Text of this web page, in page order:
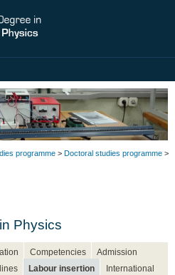
programme > Doctoral studies programme >
Physics
Competencies
Admission
Labour insertion
International